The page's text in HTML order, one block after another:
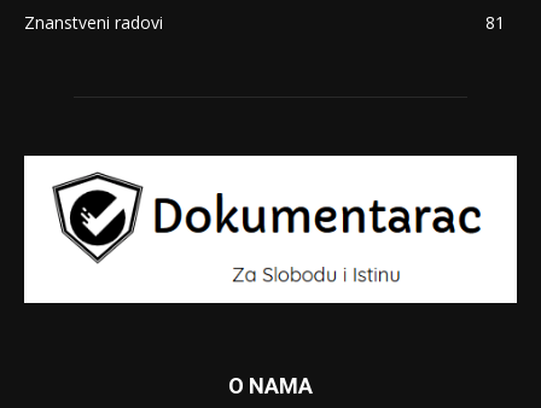
Znanstveni radovi
81
O NAMA